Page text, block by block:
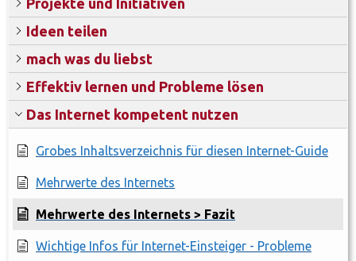
Projekte und Initiativen
Ideen teilen
mach was du liebst
Effektiv lernen und Probleme lösen
Das Internet kompetent nutzen
Grobes Inhaltsverzeichnis für diesen Internet-Guide
Mehrwerte des Internets
Mehrwerte des Internets > Fazit
Wichtige Infos für Internet-Einsteiger - Probleme